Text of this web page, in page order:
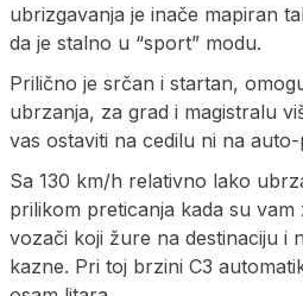
ubrizgavanja je inače mapiran
da je stalno u “sport” modu.
Prilično je srčan i startan,
ubrzanja, za grad i magistralu
vas ostaviti na cedilu ni na
Sa 130 km/h relativno lako
prilikom preticanja kada su
vozači koji žure na destinaciju i
kazne. Pri toj brzini C3